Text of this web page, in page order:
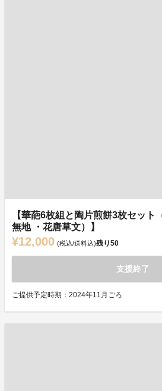
【華葩6枚組と陶片煎餅3枚セット
無地 ・花唐草文）】
¥12,000 (税込/送料込)残り50
支援終了
ご提供予定時期：2024年11月ごろ